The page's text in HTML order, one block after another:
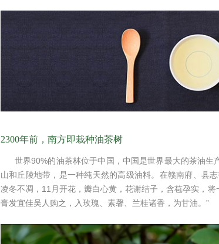
2300年前，南方即栽种油茶树
世界90%的油茶林位于中国，中国是世界最大的茶油
山和丘陵地带，是一种纯天然的高级油料。在赣南府、县
凌冬不凋，11月开花，瓣白心黄，花谢结子，含苞孕实，
膏发宜佳吴人购之，入玫瑰、素馨、兰桂诸香，为甘油。”